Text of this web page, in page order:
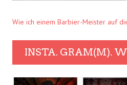
Wie ich einem Barbier-Meister auf
INSTA. GRAM(M).